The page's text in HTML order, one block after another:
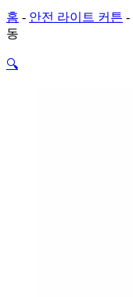
홈 - 안전 라이트 커튼 -
동
🔍